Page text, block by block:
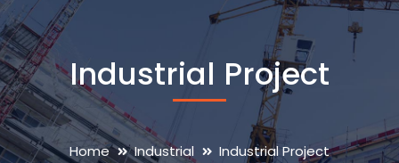
Industrial Project
Home Industrial Industrial Project